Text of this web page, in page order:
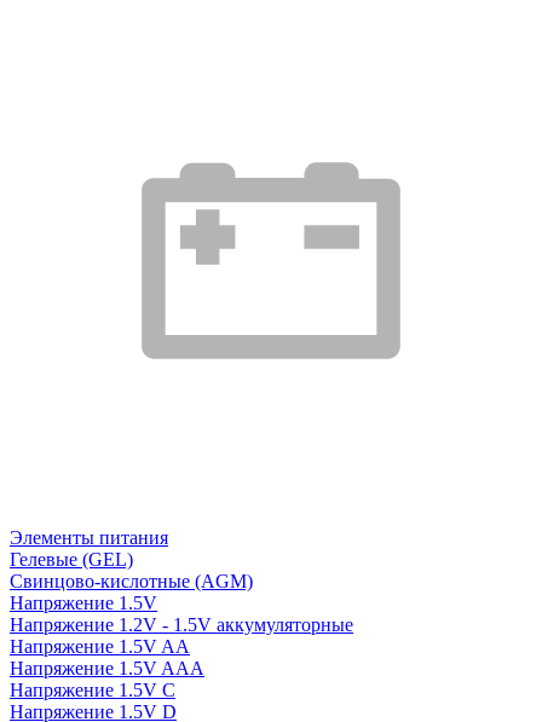
Элементы питания
Гелевые (GEL)
Свинцово-кислотные (AGM)
Напряжение 1.5V
Напряжение 1.2V - 1.5V аккумуляторные
Напряжение 1.5V AA
Напряжение 1.5V AAA
Напряжение 1.5V C
Напряжение 1.5V D